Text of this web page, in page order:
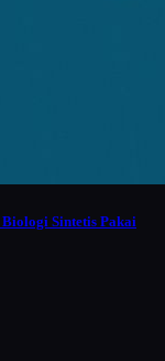
Sintetis Pakai